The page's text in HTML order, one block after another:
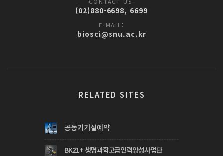
CONTACT US:
(02)880-6698, 6699
E-MAIL:
biosci@snu.ac.kr
RELATED SITES
공동기기실예약
BK21+ 생명과학고급인력양성사업단